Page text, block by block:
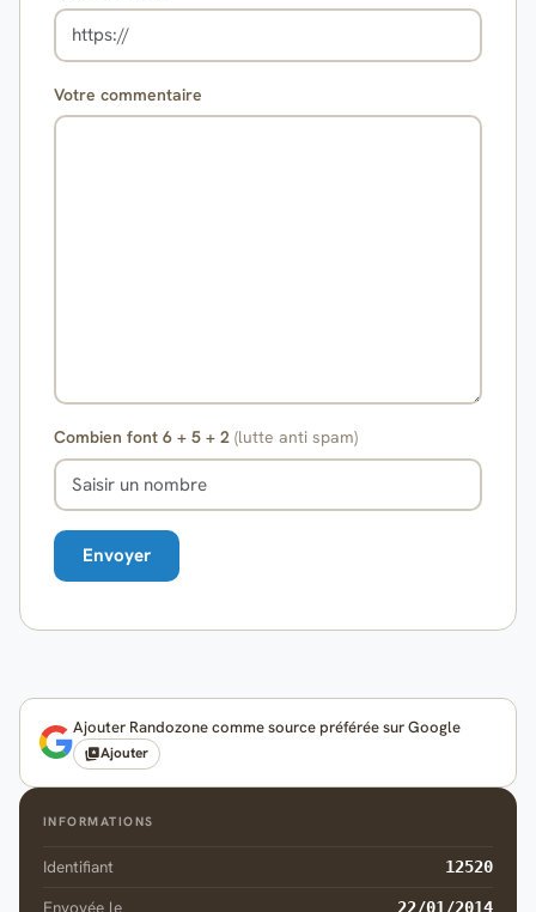
Votre commentaire
Combien font 6 + 5 + 2 (lutte anti spam)
Ajouter Randozone comme source préférée sur Google
Ajouter
INFORMATIONS
Identifiant 12520
22/01/2014